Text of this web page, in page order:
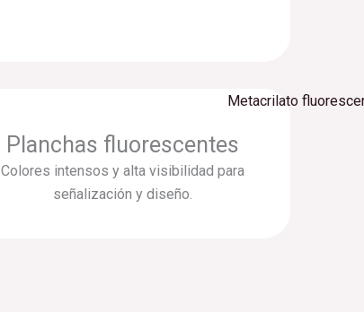
Planchas fluorescentes
Colores intensos y alta visibilidad para
señalización y diseño.